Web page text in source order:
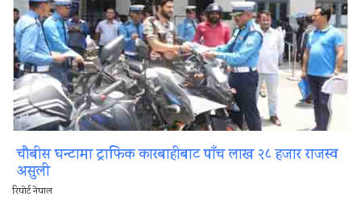
चौबीस घन्टामा ट्राफिक कारबाहीबाट पाँच लाख २८ हजार राजस्व
असुली
रिपोर्ट नेपाल